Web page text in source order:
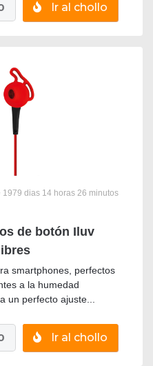
Ir al chollo
1979 dias 14 horas 26 minutos
de botón Iluv
smartphones, perfectos
a la humedad
un perfecto ajuste...
Ir al chollo